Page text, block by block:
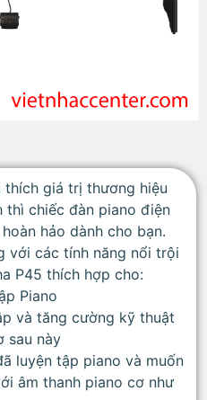
thích giá trị thương hiệu
thì chiếc đàn piano điện
hảo dành cho bạn.
với các tính năng nổi trội
P45 thích hợp cho:
Piano
và tăng cường kỹ thuật
sau này
luyện tập piano và muốn
âm thanh piano cơ như